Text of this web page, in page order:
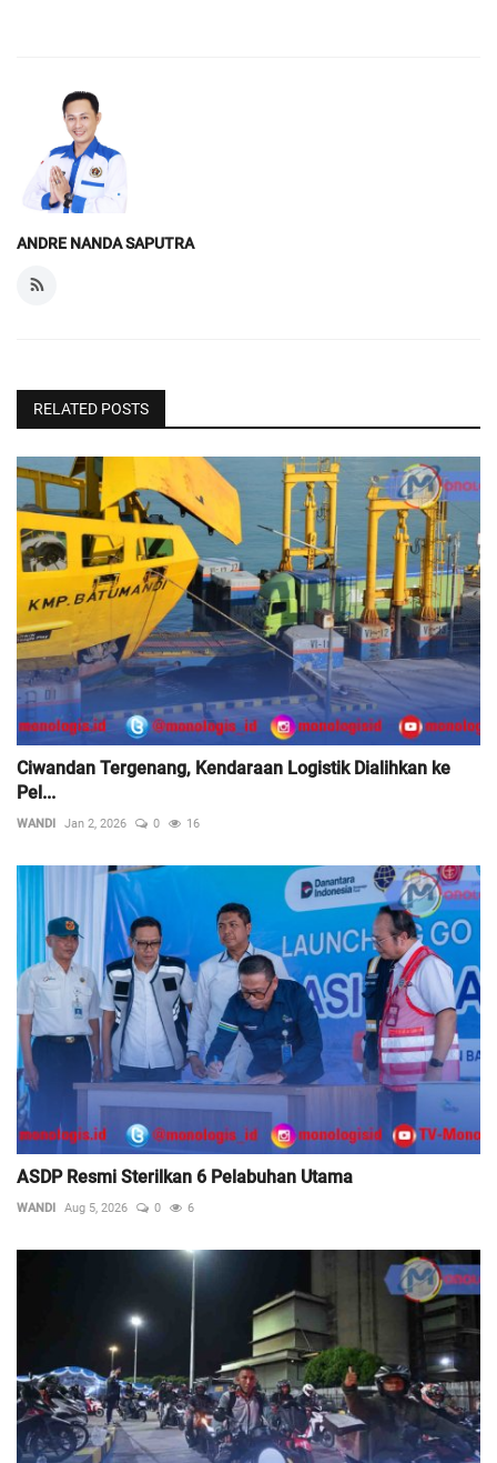
ANDRE NANDA SAPUTRA
RELATED POSTS
Ciwandan Tergenang, Kendaraan Logistik Dialihkan ke
Pel...
WANDI Jan 2, 2026 0 16
ASDP Resmi Sterilkan 6 Pelabuhan Utama
WANDI Aug 5, 2026 0 6